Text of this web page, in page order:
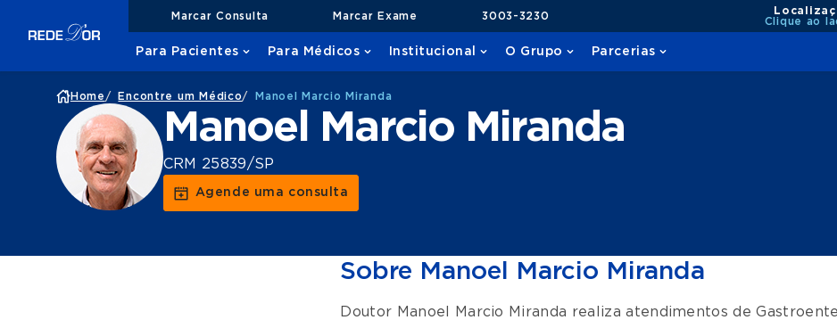
Marcar Consulta Marcar Exame 3003-3230
Clique ao
Para Pacientes Para Médicos Institucional O Grupo Parcerias
Home / Encontre um Médico/ Manoel Marcio Miranda
Manoel Marcio Miranda
CRM 25839/SP
Agende uma consulta
Sobre Manoel Marcio Miranda
Doutor Manoel Marcio Miranda realiza atendimentos de